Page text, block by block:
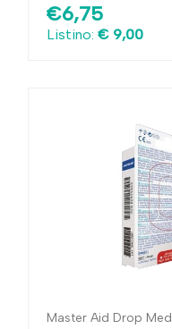
€6,75
Listino: € 9,00
Master Aid Drop Med